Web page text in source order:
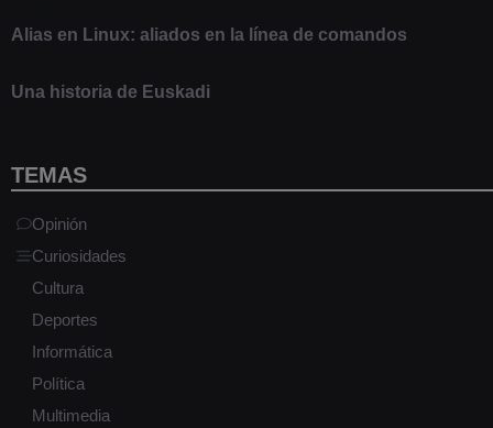
Alias en Linux: aliados en la línea de comandos
Una historia de Euskadi
TEMAS
Opinión
Curiosidades
Cultura
Deportes
Informática
Política
Multimedia